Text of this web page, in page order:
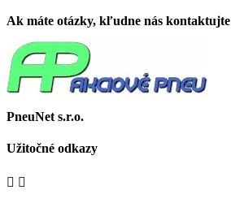
Ak máte otázky, kľudne nás kontaktujte
PneuNet s.r.o.
Užitočné odkazy
 